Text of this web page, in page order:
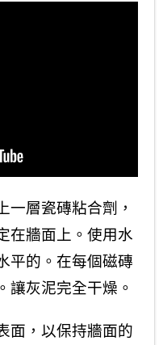
一層瓷磚粘合劑，
在牆面上。使用水
平的。在每個磁磚
讓灰泥完全干燥。
面，以保持牆面的